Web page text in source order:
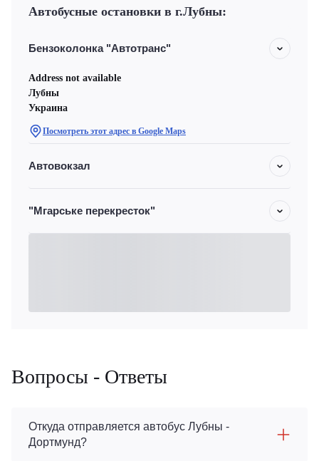
Автобусные остановки в г.Лубны:
Бензоколонка "Автотранс"
Address not available
Лубны
Украина
Посмотреть этот адрес в Google Maps
Автовокзал
"Мгарське перекресток"
Вопросы - Ответы
Откуда отправляется автобус Лубны -
Дортмунд?